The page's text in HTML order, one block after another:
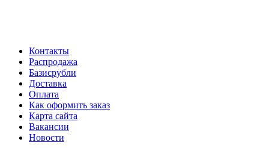
Контакты
Распродажа
Базисрубли
Доставка
Оплата
Как оформить заказ
Карта сайта
Вакансии
Новости